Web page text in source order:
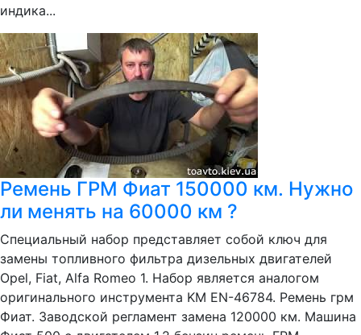
индика...
Ремень ГРМ Фиат 150000 км. Нужно
ли менять на 60000 км ?
Специальный набор представляет собой ключ для
замены топливного фильтра дизельных двигателей
Opel, Fiat, Alfa Romeo 1. Набор является аналогом
оригинального инструмента KM EN-46784. Ремень грм
Фиат. Заводской регламент замена 120000 км. Машина